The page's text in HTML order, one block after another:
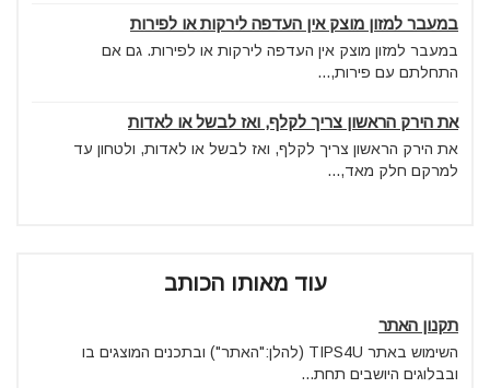
במעבר למזון מוצק אין העדפה לירקות או לפירות
במעבר למזון מוצק אין העדפה לירקות או לפירות. גם אם
התחלתם עם פירות,...
את הירק הראשון צריך לקלף, ואז לבשל או לאדות
את הירק הראשון צריך לקלף, ואז לבשל או לאדות, ולטחון עד
למרקם חלק מאד,...
עוד מאותו הכותב
תקנון האתר
השימוש באתר TIPS4U (להלן:"האתר") ובתכנים המוצגים בו
ובבלוגים היושבים תחת...